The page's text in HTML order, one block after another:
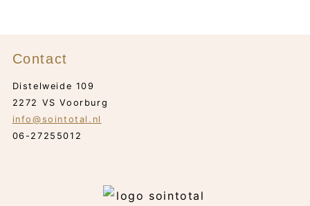
Contact
Distelweide 109
2272 VS Voorburg
info@sointotal.nl
06-27255012